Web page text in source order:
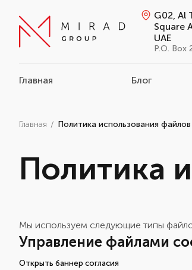
G02, Al
Square
UAE
P.O. Box
Главная Блог
Главная Политика использования
Политика
Мы используем следующие типы
Управление файлами
Открыть баннер согласия